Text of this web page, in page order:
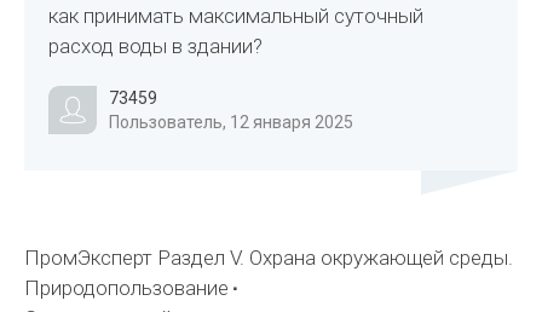
как принимать максимальный суточный
расход воды в здании?
73459
Пользователь, 12 января 2025
ПромЭксперт Раздел V. Охрана окружающей среды.
Природопользование